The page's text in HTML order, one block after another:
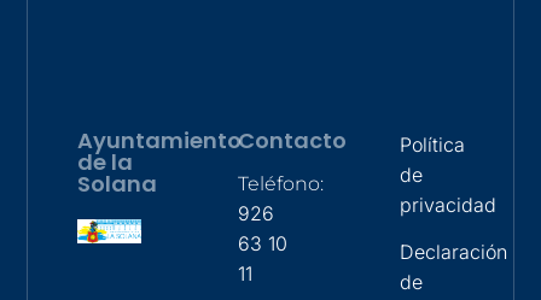
Ayuntamiento
de la
Solana
Contacto
Teléfono:
926
63 10
11
Política
de
privacidad
Declaración
de